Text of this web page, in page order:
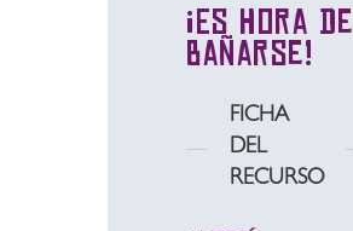
¡Es hora de
bañarse!
FICHA
DEL
RECURSO